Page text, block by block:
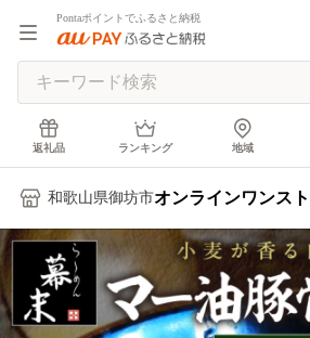
Pontaポイントでふるさと納税
返礼品 ランキング 地域
和歌山県御坊市オンラインワンス